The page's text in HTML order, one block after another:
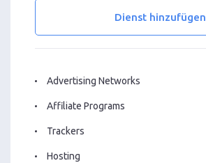
Dienst hinzufügen
Advertising Networks
Affiliate Programs
Trackers
Hosting